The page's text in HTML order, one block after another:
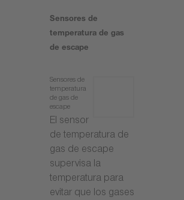
Sensores de
temperatura de gas
de escape
Sensores de
temperatura
de gas de
escape
El sensor
de temperatura de
gas de escape
supervisa la
temperatura para
evitar que los gases